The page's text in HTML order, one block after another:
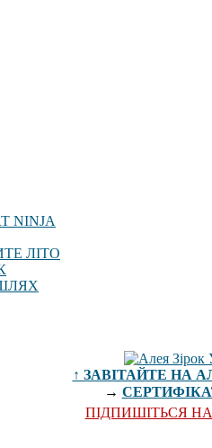
NINJA
ЛІТО
↑ ЗАВІТАЙТЕ НА
→
ПІДПИШІТЬСЯ